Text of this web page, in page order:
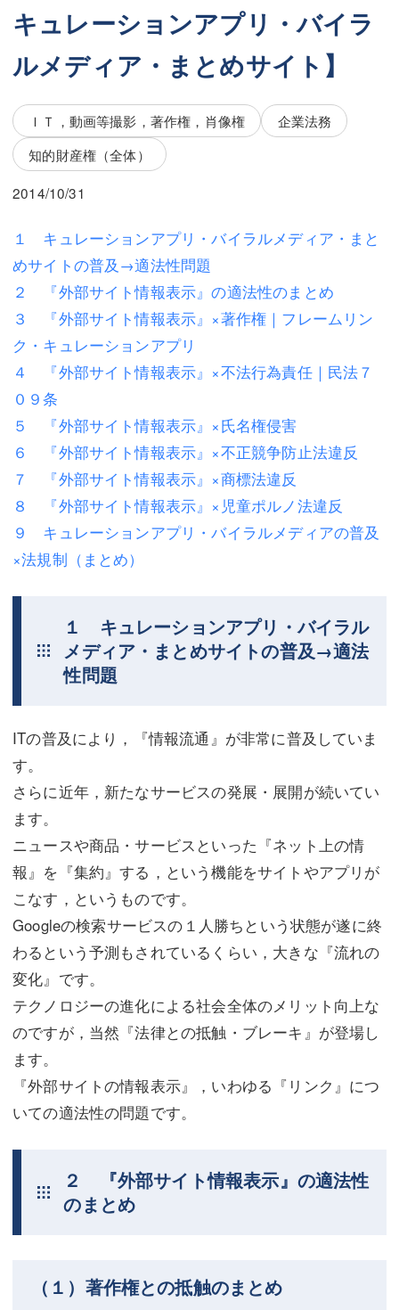
桶川 聡
三平 隆史
吉元 優仁
小川 祐
弁護士費用
相続・遺言
離婚（夫婦間トラブル）
企業法務
労働問題（解雇，残業等）
刑事弁護
交通事故
不動産登記
商業登記
調査・書面作成
マスコミ取材・実績
アクセス
埼玉事務所 (さいたま市)
川口事務所（埼玉県川口市）
桶川 聡
三平 隆史
吉元 優仁
弁護士費用
不動産
離婚（夫婦間トラブル）
企業法務
労働問題（解雇，残業等）
刑事弁護
交通事故
不動産登記
商業登記
調査・書面作成
債務整理
マスコミ取材・実績
アクセス
東京事務所 (新宿・四谷)
川口事務所（埼玉県川口市）
お問い合せフォーム
キュレーションアプリ・バイラ
ルメディア・まとめサイト】
ＩＴ，動画等撮影，著作権，肖像権
企業法務
知的財産権（全体）
2014/10/31
１ キュレーションアプリ・バイラルメディア・まと
めサイトの普及→適法性問題
２ 『外部サイト情報表示』の適法性のまとめ
３ 『外部サイト情報表示』×著作権｜フレームリン
ク・キュレーションアプリ
４ 『外部サイト情報表示』×不法行為責任｜民法７
０９条
５ 『外部サイト情報表示』×氏名権侵害
６ 『外部サイト情報表示』×不正競争防止法違反
７ 『外部サイト情報表示』×商標法違反
８ 『外部サイト情報表示』×児童ポルノ法違反
９ キュレーションアプリ・バイラルメディアの普及
×法規制（まとめ）
１ キュレーションアプリ・バイラル
メディア・まとめサイトの普及→適法
性問題
ITの普及により，『情報流通』が非常に普及していま
す。
さらに近年，新たなサービスの発展・展開が続いてい
ます。
ニュースや商品・サービスといった『ネット上の情
報』を『集約』する，という機能をサイトやアプリが
こなす，というものです。
Googleの検索サービスの１人勝ちという状態が遂に終
わるという予測もされているくらい，大きな『流れの
変化』です。
テクノロジーの進化による社会全体のメリット向上な
のですが，当然『法律との抵触・ブレーキ』が登場し
ます。
『外部サイトの情報表示』，いわゆる『リンク』につ
いての適法性の問題です。
２ 『外部サイト情報表示』の適法性
のまとめ
（１）著作権との抵触のまとめ